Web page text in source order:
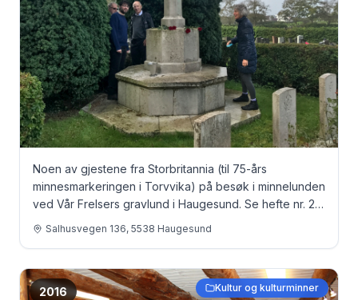
Noen av gjestene fra Storbritannia (til 75-års
minnesmarkeringen i Torvvika) på besøk i minnelunden
ved Vår Frelsers gravlund i Haugesund. Se hefte nr. 27
- 2017 side 41 og 42 Fra venstre: David Venner, Freddy
Salhusvegen 136, 5538 Haugesund
2016 Kultur og kulturminner